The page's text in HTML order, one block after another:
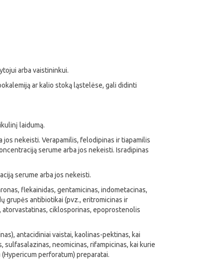
arba vaistininkui.
ar kalio stoką ląstelėse, gali didinti
laidumą.
nekeisti. Verapamilis, felodipinas ir tiapamilis
serume arba jos nekeisti. Isradipinas
serume arba jos nekeisti.
flekainidas, gentamicinas, indometacinas,
grupės antibiotikai (pvz., eritromicinas ir
ciklosporinas, epoprostenolis
antacidiniai vaistai, kaolinas-pektinas, kai
neomicinas, rifampicinas, kai kurie
perforatum) preparatai.